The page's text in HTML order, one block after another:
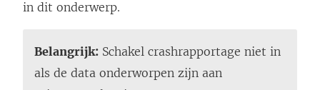
in dit onderwerp.
Belangrijk: Schakel crashrapportage niet in
als de data onderworpen zijn aan